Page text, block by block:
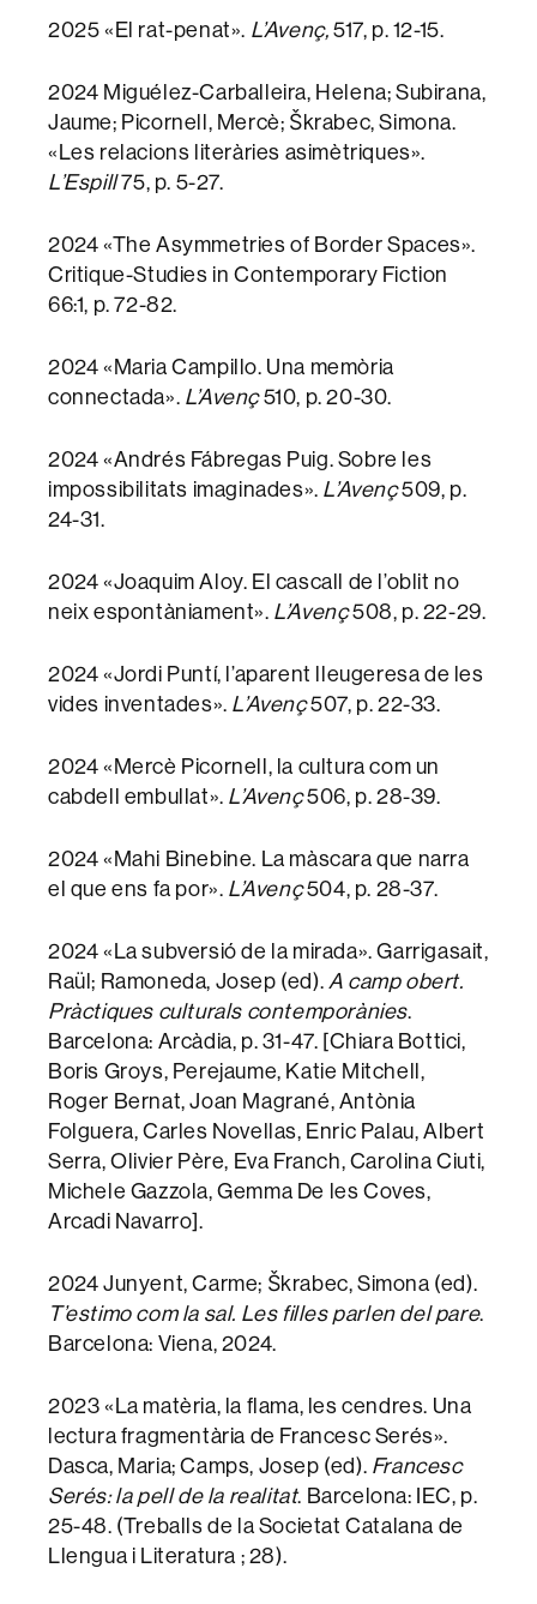
2025 «El rat-penat». L’Avenç, 517, p. 12-15.
2024 Miguélez-Carballeira, Helena; Subirana,
Jaume; Picornell, Mercè; Škrabec, Simona.
«Les relacions literàries asimètriques».
L’Espill75, p. 5-27.
2024 «The Asymmetries of Border Spaces».
Critique-Studies in Contemporary Fiction
66:1, p. 72-82.
2024 «Maria Campillo. Una memòria
connectada». L’Avenç510, p. 20-30.
2024 «Andrés Fábregas Puig. Sobre les
impossibilitats imaginades». L’Avenç509, p.
24-31.
2024 «Joaquim Aloy. El cascall de l’oblit no
neix espontàniament». L’Avenç508, p. 22-29.
2024 «Jordi Puntí, l’aparent lleugeresa de les
vides inventades». L’Avenç507, p. 22-33.
2024 «Mercè Picornell, la cultura com un
cabdell embullat». L’Avenç506, p. 28-39.
2024 «Mahi Binebine. La màscara que narra
el que ens fa por». L’Avenç504, p. 28-37.
2024 «La subversió de la mirada». Garrigasait,
Raül; Ramoneda, Josep (ed). A camp obert.
Pràctiques culturals contemporànies.
Barcelona: Arcàdia, p. 31-47. [Chiara Bottici,
Boris Groys, Perejaume, Katie Mitchell,
Roger Bernat, Joan Magrané, Antònia
Folguera, Carles Novellas, Enric Palau, Albert
Serra, Olivier Père, Eva Franch, Carolina Ciuti,
Michele Gazzola, Gemma De les Coves,
Arcadi Navarro].
2024 Junyent, Carme; Škrabec, Simona (ed).
T’estimo com la sal. Les filles parlen del pare.
Barcelona: Viena, 2024.
2023 «La matèria, la flama, les cendres. Una
lectura fragmentària de Francesc Serés».
Dasca, Maria; Camps, Josep (ed). Francesc
Serés: la pell de la realitat. Barcelona: IEC, p.
25-48. (Treballs de la Societat Catalana de
Llengua i Literatura ; 28).